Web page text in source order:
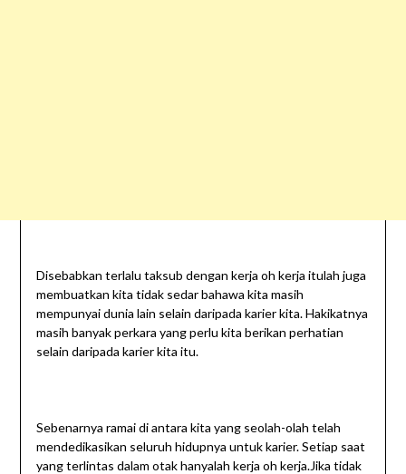
Disebabkan terlalu taksub dengan kerja oh kerja itulah juga
membuatkan kita tidak sedar bahawa kita masih
mempunyai dunia lain selain daripada karier kita. Hakikatnya
masih banyak perkara yang perlu kita berikan perhatian
selain daripada karier kita itu.
Sebenarnya ramai di antara kita yang seolah-olah telah
mendedikasikan seluruh hidupnya untuk karier. Setiap saat
yang terlintas dalam otak hanyalah kerja oh kerja.Jika tidak